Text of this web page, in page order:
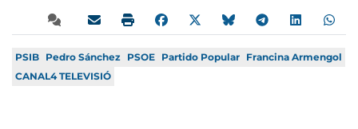
PSIB Pedro Sánchez PSOE Partido Popular Francina Armengol
CANAL4 TELEVISIÓ